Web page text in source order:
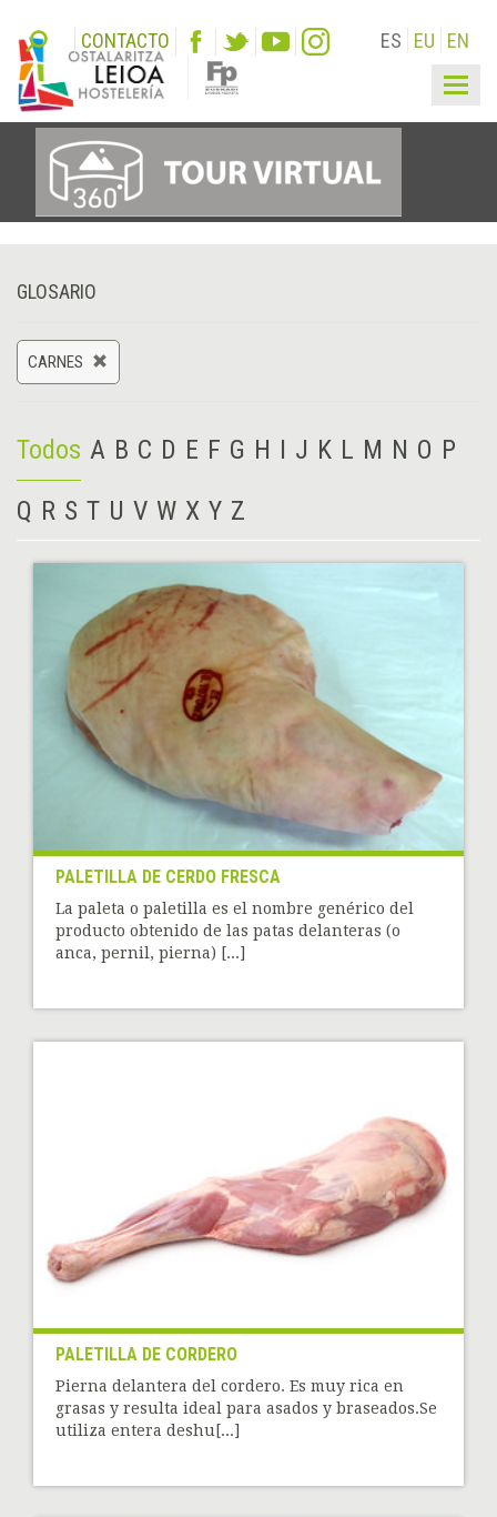
CONTACTO ES EU EN
GLOSARIO
CARNES
Todos A B C D E F G H I J K L M N O P
Q R S T U V W X Y Z
PALETILLA DE CERDO FRESCA
La paleta o paletilla es el nombre genérico del
producto obtenido de las patas delanteras (o
anca, pernil, pierna) [...]
PALETILLA DE CORDERO
Pierna delantera del cordero. Es muy rica en
grasas y resulta ideal para asados y braseados.Se
utiliza entera deshu[...]